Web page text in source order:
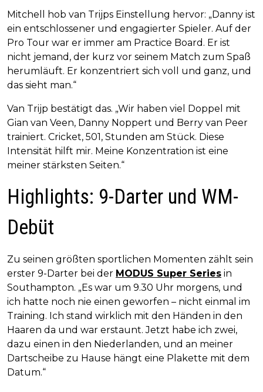
Mitchell hob van Trijps Einstellung hervor: „Danny ist
ein entschlossener und engagierter Spieler. Auf der
Pro Tour war er immer am Practice Board. Er ist
nicht jemand, der kurz vor seinem Match zum Spaß
herumläuft. Er konzentriert sich voll und ganz, und
das sieht man.“
Van Trijp bestätigt das. „Wir haben viel Doppel mit
Gian van Veen, Danny Noppert und Berry van Peer
trainiert. Cricket, 501, Stunden am Stück. Diese
Intensität hilft mir. Meine Konzentration ist eine
meiner stärksten Seiten.“
Highlights: 9-Darter und WM-
Debüt
Zu seinen größten sportlichen Momenten zählt sein
erster 9-Darter bei der MODUS Super Series in
Southampton. „Es war um 9.30 Uhr morgens, und
ich hatte noch nie einen geworfen – nicht einmal im
Training. Ich stand wirklich mit den Händen in den
Haaren da und war erstaunt. Jetzt habe ich zwei,
dazu einen in den Niederlanden, und an meiner
Dartscheibe zu Hause hängt eine Plakette mit dem
Datum.“